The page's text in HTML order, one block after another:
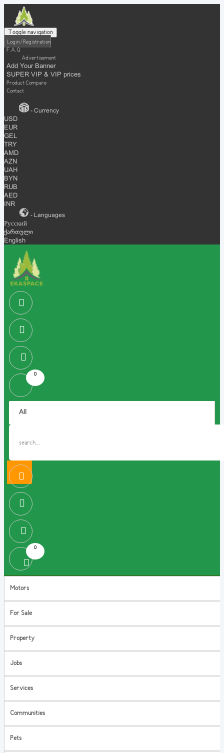
Toggle navigation
Login / Registration
F.A.Q
Advertisement
Add Your Banner
SUPER VIP & VIP prices
Product Compare
Contact
- Currency
USD
EUR
GEL
TRY
AMD
AZN
UAH
BYN
RUB
AED
INR
- Languages
Русский
ქართული
English
0
0
Motors
For Sale
Property
Jobs
Services
Communities
Pets